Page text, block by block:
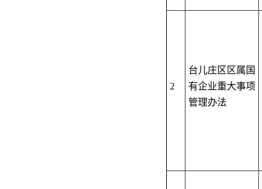
2
台儿庄区区属国
有企业重大事项
管理办法